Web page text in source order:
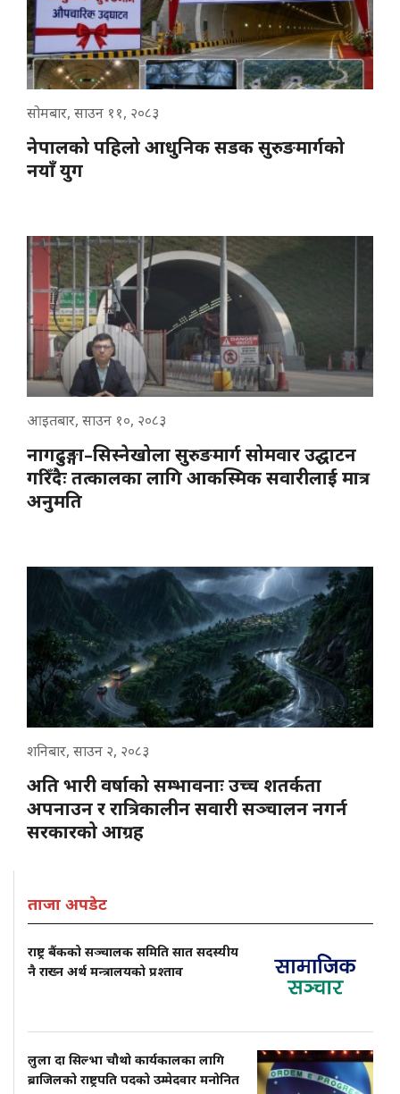
सोमबार, साउन ११, २०८३
नेपालको पहिलो आधुनिक सडक सुरुङमार्गको
नयाँ युग
आइतबार, साउन १०, २०८३
नागढुङ्गा–सिस्नेखोला सुरुङमार्ग सोमवार उद्घाटन
गरिँदैः तत्कालका लागि आकस्मिक सवारीलाई मात्र
अनुमति
शनिबार, साउन २, २०८३
अति भारी वर्षाको सम्भावनाः उच्च शतर्कता
अपनाउन र रात्रिकालीन सवारी सञ्चालन नगर्न
सरकारको आग्रह
ताजा अपडेट
राष्ट्र बैंकको सञ्चालक समिति सात सदस्यीय
नै राख्न अर्थ मन्त्रालयको प्रश्ताव
लुला दा सिल्भा चौथो कार्यकालका लागि
ब्राजिलको राष्ट्रपति पदको उम्मेदवार मनोनित